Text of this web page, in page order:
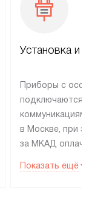
Установка и
Приборы с
подключаются к
коммуникациям
в Москве, при
за МКАД
партнера
Показать ещё